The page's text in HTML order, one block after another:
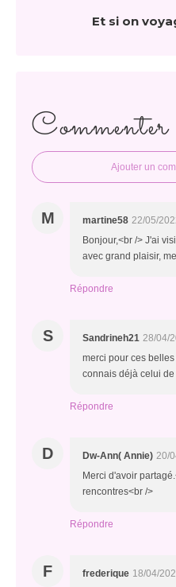
Et si on
Ajouter un
M martine58 22/05/
Bonjour,<br /> J'ai
avec grand plaisir,
Répondre
S Sandrineh21 28/04/
merci pour ces
connais déjà celui
Répondre
D Dw-Ann( Annie) 20/
Merci d'avoir
rencontres<br />
Répondre
F frederique 18/04/